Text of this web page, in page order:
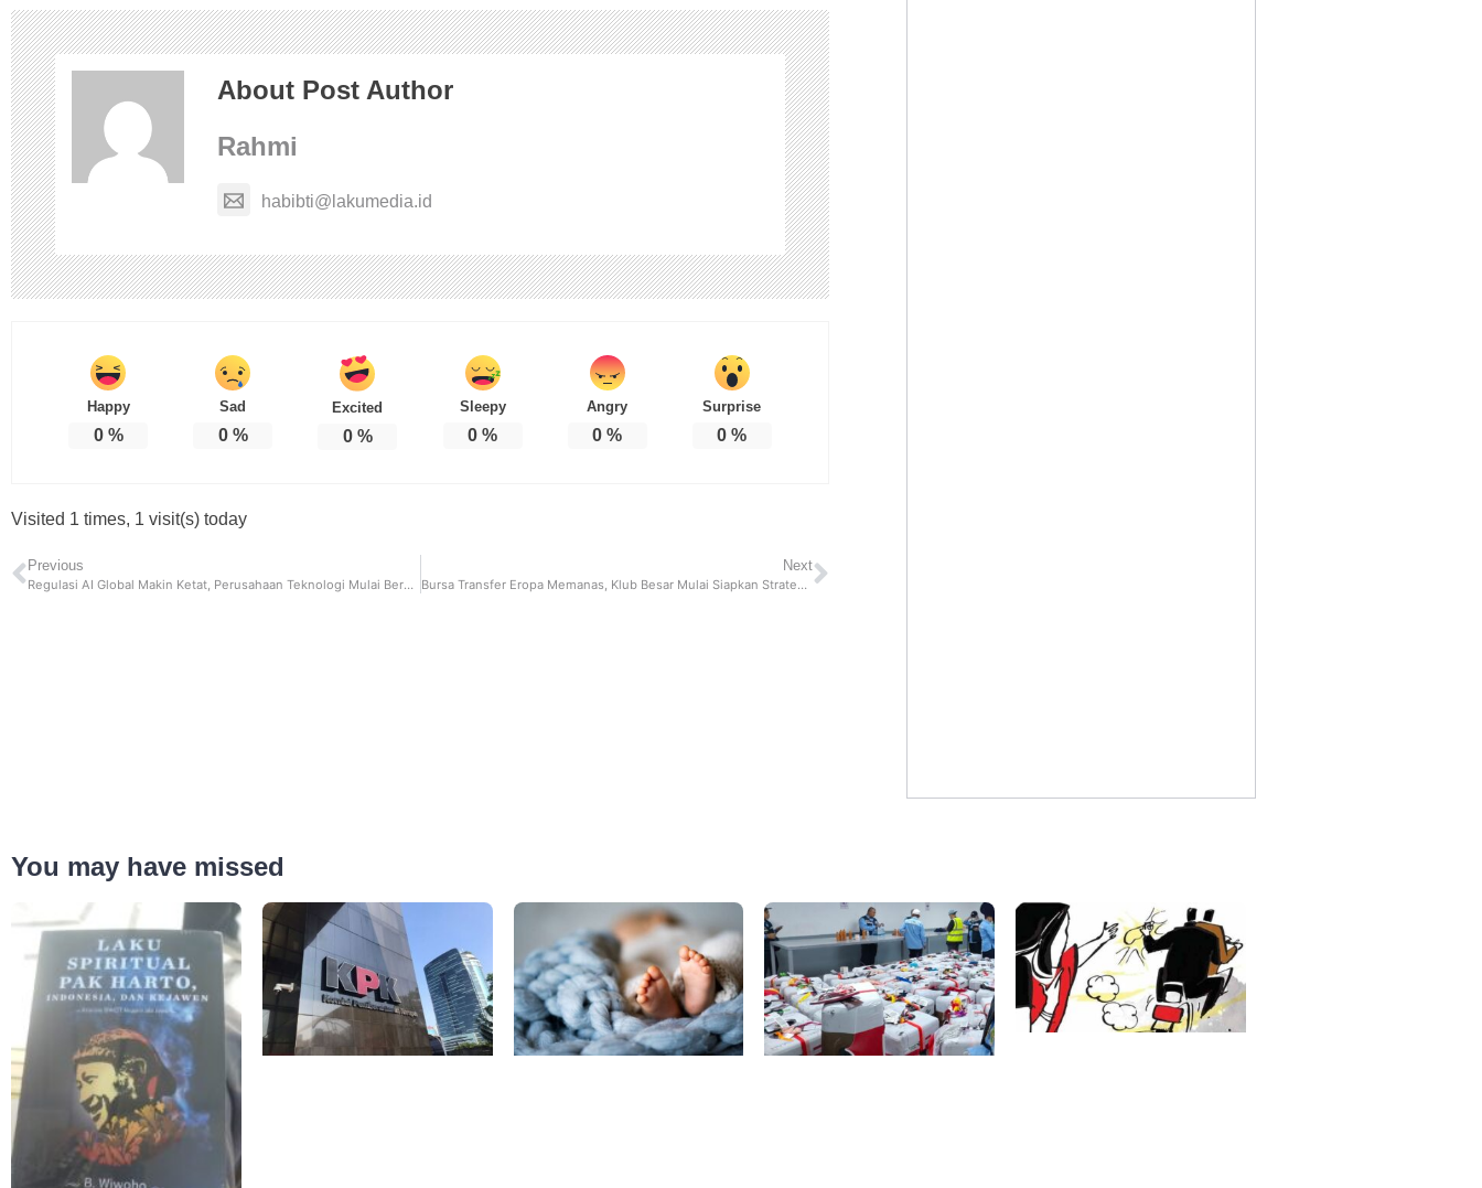
About Post Author
Rahmi
habibti@lakumedia.id
Happy
0%
Sad
0%
Excited
0%
Sleepy
0 %
Angry
0 %
Surprise
0 %
Visited 1 times, 1 visit(s) today
Previous
Regulasi AI Global Makin Ketat, Perusahaan Teknologi Mulai Beradaptasi
Next
Bursa Transfer Eropa Memanas, Klub Besar Mulai Siapkan Strategi Baru
You may have missed